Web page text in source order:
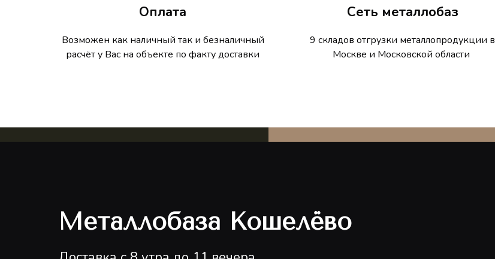
Оплата
Возможен как наличный так и безналичный
расчёт у Вас на объекте по факту доставки
Сеть металлобаз
9 складов отгрузки металлопродукции в
Москве и Московской области
Металлобаза Кошелёво